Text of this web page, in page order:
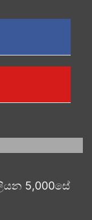
5,000සේ